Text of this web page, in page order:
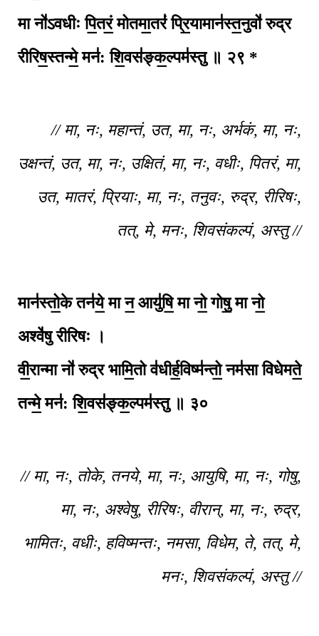
मा नो॑ऽवधीः पि॒तरं॒ मोतमा॒तरं॑ प्रि॒यामान॑स्त॒नुवो॑ रुद्र
रीरिष॒स्तन्मे॒ मन॑: शि॒वस॑ङ्क॒ल्पम॑स्तु ॥ २९ *
// मा, नः, महान्तं, उत, मा, नः, अर्भकं, मा, नः,
उक्षन्तं, उत, मा, नः, उक्षितं, मा, नः, वधीः, पितरं, मा,
उत, मातरं, प्रियाः, मा, नः, तनुवः, रुद्र, रीरिषः,
तत्, मे, मनः, शिवसंकल्पं, अस्तु //
मान॑स्तो॒के तन॑ये॒ मा न॒ आयु॑षि॒ मा नो॒ गोषु॒ मा नो॒
अश्वे॑षु रीरिषः ।
वी॒रान्मा नो॑ रुद्र भामि॒तो व॑धीर्ह॒विष्म॑न्तो॒ नम॑सा विधेमते॒
तन्मे॒ मन॑: शि॒वस॑ङ्क॒ल्पम॑स्तु ॥ ३०
// मा, नः, तोके, तनये, मा, नः, आयुषि, मा, नः, गोषु,
मा, नः, अश्वेषु, रीरिषः, वीरान्, मा, नः, रुद्र,
भामितः, वधीः, हविष्मन्तः, नमसा, विधेम, ते, तत्, मे,
मनः, शिवसंकल्पं, अस्तु //